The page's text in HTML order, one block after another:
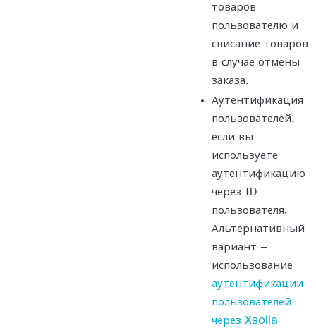
товаров
пользователю и
списание товаров
в случае отмены
заказа.
Аутентификация
пользователей,
если вы
используете
аутентификацию
через ID
пользователя.
Альтернативный
вариант —
использование
аутентификации
пользователей
через Xsolla